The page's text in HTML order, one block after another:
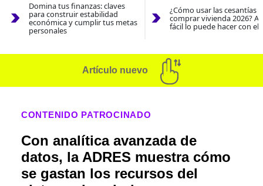
Domina tus finanzas: claves
para construir estabilidad
económica y cumplir tus metas
personales
¿Cómo usar las cesantías
comprar vivienda 2026?
fácil lo puede hacer con el
Artículo nuevo
CONTENIDO PATROCINADO
Con analítica avanzada de
datos, la ADRES muestra cómo
se gastan los recursos del